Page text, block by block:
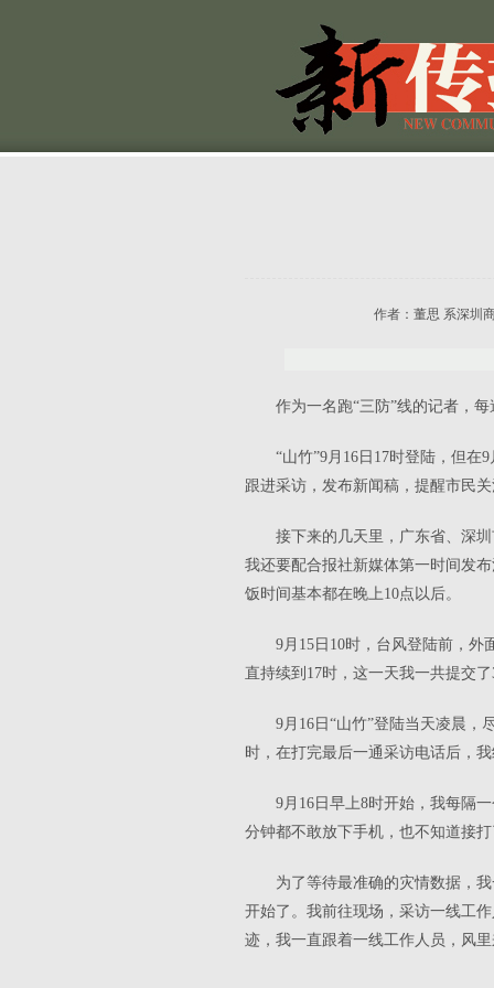
作者： 董思 系深圳
作为一名跑“三防”线的记者，
“山竹”9月 16 日 17时登陆，但在9
跟进采访，发布新闻稿，提醒市民
接下来的几天里，广东省、深
我还要配合报社新媒体第一时间发
饭时间基本都在晚上10点以后。
9月 15 日 10时，台风登陆前，外
直持续到 17时，这一天我一共提交了
9月 16 日“山竹”登陆当天凌晨
时，在打完最后一通采访电话后，
9月 16 日早上8时开始，我每隔
分钟都不敢放下手机，也不知道接
为了等待最准确的灾情数据，
开始了。我前往现场，采访一线工
迹，我一直跟着一线工作人员，风